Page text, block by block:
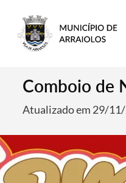
Comboio de
Atualizado em 29/